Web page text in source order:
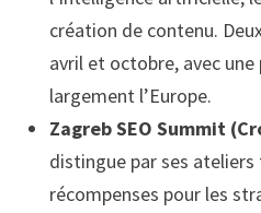
création de contenu.
avril et octobre, avec
largement l’Europe.
Zagreb SEO Summit
distingue par ses
récompenses pour les